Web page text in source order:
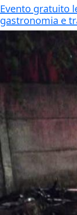
Evento gratuito
gastronomia e